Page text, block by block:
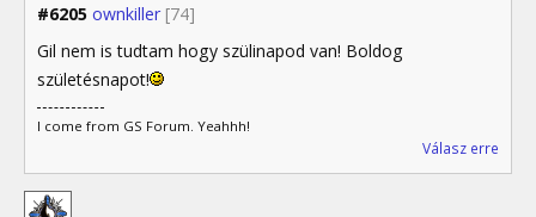
#6205 ownkiller [74]
Gil nem is tudtam hogy szülinapod van! Boldog
születésnapot!
I come from GS Forum. Yeahhh!
Válasz erre